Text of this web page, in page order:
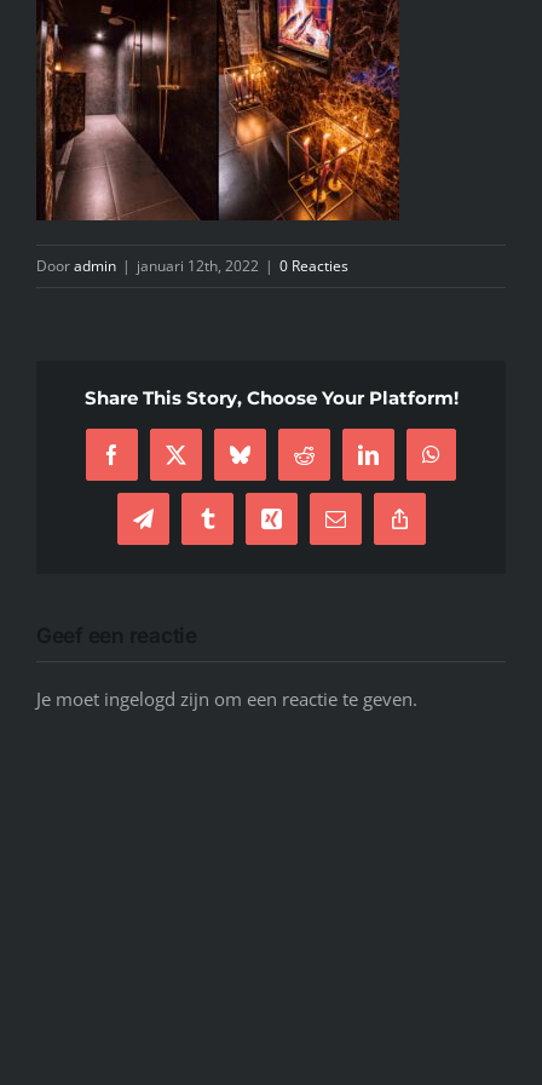
INFO
KIDS SPA PARTY
GIFTCARD
CONTACT
Dooradmin | januari 12th, 2022 | 0 Reacties
Share This Story, Choose Your Platform!
Facebook
X BlueskyReddit LinkedInWhatsApp
TelegramTumblrXing
E-
mail
Copy
Link
Je moet ingelogd zijn om een reactie te geven.